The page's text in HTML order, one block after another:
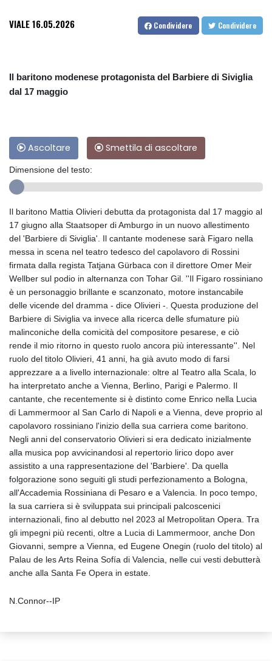
VIALE16.05.2026 Condividere Condividere
Il baritono modenese protagonista del Barbiere di Siviglia
dal 17 maggio
Ascoltare Smettila di ascoltare
Dimensione del testo:
Il baritono Mattia Olivieri debutta da protagonista dal 17 maggio al
17 giugno alla Staatsoper di Amburgo in un nuovo allestimento
del 'Barbiere di Siviglia'. Il cantante modenese sarà Figaro nella
messa in scena nel teatro tedesco del capolavoro di Rossini
firmata dalla regista Tatjana Gürbaca con il direttore Omer Meir
Wellber sul podio in alternanza con Tohar Gil. ''Il Figaro rossiniano
è un personaggio brillante e scanzonato, motore instancabile
delle vicende del dramma - dice Olivieri -. Questa produzione del
Barbiere di Siviglia va invece alla ricerca delle sfumature più
malinconiche della comicità del compositore pesarese, e ciò
rende il mio ritorno in questo ruolo ancora più interessante''. Nel
ruolo del titolo Olivieri, 41 anni, ha già avuto modo di farsi
apprezzare a a livello internazionale: oltre al Teatro alla Scala, lo
ha interpretato anche a Vienna, Berlino, Parigi e Palermo. Il
cantante, che recentemente si è distinto come Enrico nella Lucia
di Lammermoor al San Carlo di Napoli e a Vienna, deve proprio al
capolavoro rossiniano l'inizio della sua carriera come baritono.
Negli anni del conservatorio Olivieri si era dedicato inizialmente
alla musica pop avvicinandosi al repertorio lirico dopo aver
assistito a una rappresentazione del 'Barbiere'. Da quella
folgorazione sono seguiti gli studi perfezionamento a Bologna,
all'Accademia Rossiniana di Pesaro e a Valencia. In poco tempo,
la sua carriera si è sviluppata sui principali palcoscenici
internazionali, fino al debutto nel 2023 al Metropolitan Opera. Tra
gli impegni più recenti, oltre a Lucia di Lammermoor, anche Don
Giovanni, sempre a Vienna, ed Eugene Onegin (ruolo del titolo) al
Palau de les Arts Reina Sofía di Valencia, nelle cui vesti debutterà
anche alla Santa Fe Opera in estate.
N.Connor--IP